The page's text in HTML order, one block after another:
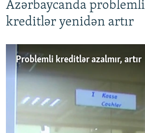
Azərbaycanda problemli
kreditlər yenidən artır
Problemli kreditlər azalmır, artır